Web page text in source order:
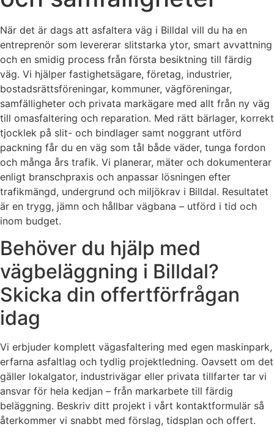
När det är dags att asfaltera väg i Billdal vill du ha en
entreprenör som levererar slitstarka ytor, smart avvattning
och en smidig process från första besiktning till färdig
väg. Vi hjälper fastighetsägare, företag, industrier,
bostadsrättsföreningar, kommuner, vägföreningar,
samfälligheter och privata markägare med allt från ny väg
till omasfaltering och reparation. Med rätt bärlager, korrekt
tjocklek på slit- och bindlager samt noggrant utförd
packning får du en väg som tål både väder, tunga fordon
och många års trafik. Vi planerar, mäter och dokumenterar
enligt branschpraxis och anpassar lösningen efter
trafikmängd, undergrund och miljökrav i Billdal. Resultatet
är en trygg, jämn och hållbar vägbana – utförd i tid och
inom budget.
Behöver du hjälp med
vägbeläggning i Billdal?
Skicka din offertförfrågan
idag
Vi erbjuder komplett vägasfaltering med egen maskinpark,
erfarna asfaltlag och tydlig projektledning. Oavsett om det
gäller lokalgator, industrivägar eller privata tillfarter tar vi
ansvar för hela kedjan – från markarbete till färdig
beläggning. Beskriv ditt projekt i vårt kontaktformulär så
återkommer vi snabbt med förslag, tidsplan och offert.